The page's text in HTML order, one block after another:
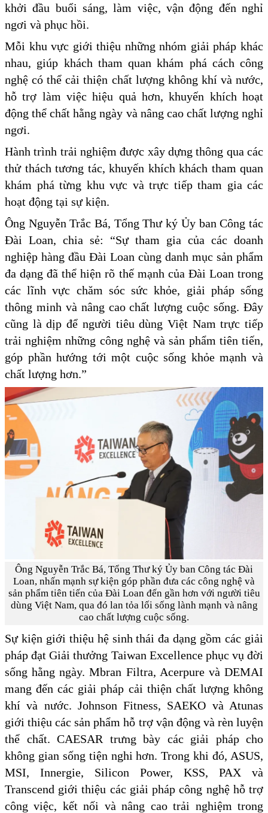
khởi đầu buổi sáng, làm việc, vận động đến nghỉ
ngơi và phục hồi.
Mỗi khu vực giới thiệu những nhóm giải pháp khác
nhau, giúp khách tham quan khám phá cách công
nghệ có thể cải thiện chất lượng không khí và nước,
hỗ trợ làm việc hiệu quả hơn, khuyến khích hoạt
động thể chất hằng ngày và nâng cao chất lượng nghỉ
ngơi.
Hành trình trải nghiệm được xây dựng thông qua các
thử thách tương tác, khuyến khích khách tham quan
khám phá từng khu vực và trực tiếp tham gia các
hoạt động tại sự kiện.
Ông Nguyễn Trắc Bá, Tổng Thư ký Ủy ban Công tác
Đài Loan, chia sẻ: “Sự tham gia của các doanh
nghiệp hàng đầu Đài Loan cùng danh mục sản phẩm
đa dạng đã thể hiện rõ thế mạnh của Đài Loan trong
các lĩnh vực chăm sóc sức khỏe, giải pháp sống
thông minh và nâng cao chất lượng cuộc sống. Đây
cũng là dịp để người tiêu dùng Việt Nam trực tiếp
trải nghiệm những công nghệ và sản phẩm tiên tiến,
góp phần hướng tới một cuộc sống khỏe mạnh và
chất lượng hơn.”
Ông Nguyễn Trắc Bá, Tổng Thư ký Ủy ban Công tác Đài
Loan, nhấn mạnh sự kiện góp phần đưa các công nghệ và
sản phẩm tiên tiến của Đài Loan đến gần hơn với người tiêu
dùng Việt Nam, qua đó lan tỏa lối sống lành mạnh và nâng
cao chất lượng cuộc sống.
Sự kiện giới thiệu hệ sinh thái đa dạng gồm các giải
pháp đạt Giải thưởng Taiwan Excellence phục vụ đời
sống hằng ngày. Mbran Filtra, Acerpure và DEMAI
mang đến các giải pháp cải thiện chất lượng không
khí và nước. Johnson Fitness, SAEKO và Atunas
giới thiệu các sản phẩm hỗ trợ vận động và rèn luyện
thể chất. CAESAR trưng bày các giải pháp cho
không gian sống tiện nghi hơn. Trong khi đó, ASUS,
MSI, Innergie, Silicon Power, KSS, PAX và
Transcend giới thiệu các giải pháp công nghệ hỗ trợ
công việc, kết nối và nâng cao trải nghiệm trong